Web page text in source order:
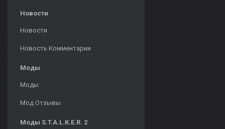
Новости
Новости
Новость Комментарии
Моды
Моды
Мод Отзывы
Моды S.T.A.L.K.E.R. 2